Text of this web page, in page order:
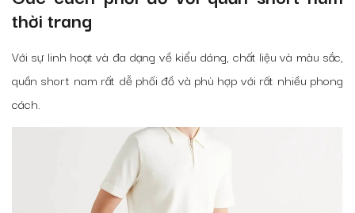
thời trang
Với sự linh hoạt và đa dạng về kiểu dáng, chất liệu và màu sắc,
quần short nam rất dễ phối đồ và phù hợp với rất nhiều phong
cách.